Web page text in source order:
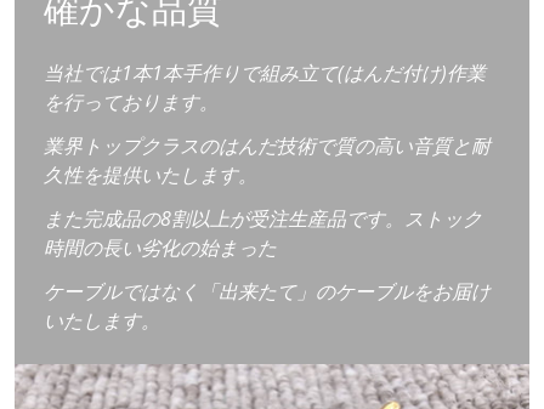
当社では1本1本手作りで組み立て(はんだ付け)作業
を行っております。
業界トップクラスのはんだ技術で質の高い音質と耐
久性を提供いたします。
また完成品の8割以上が受注生産品です。ストック
時間の長い劣化の始まった
ケーブルではなく「出来たて」のケーブルをお届け
いたします。